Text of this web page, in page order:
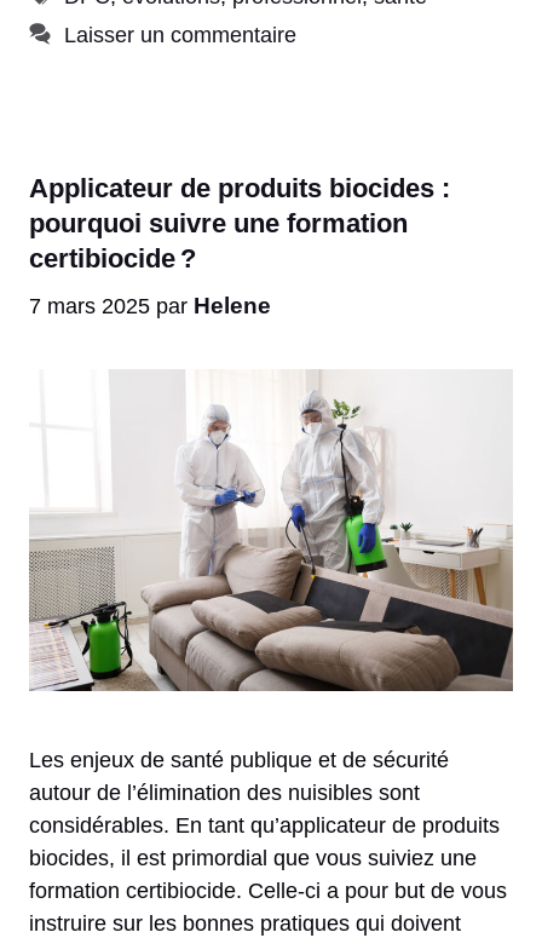
Laisser un commentaire
Applicateur de produits biocides :
pourquoi suivre une formation
certibiocide ?
7 mars 2025 par Helene
Les enjeux de santé publique et de sécurité
autour de l’élimination des nuisibles sont
considérables. En tant qu’applicateur de produits
biocides, il est primordial que vous suiviez une
formation certibiocide. Celle-ci a pour but de vous
instruire sur les bonnes pratiques qui doivent